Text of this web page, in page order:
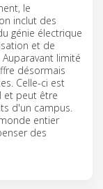
le
inclut des
génie électrique
et de
limité
désormais
Celle-ci est
et peut être
d'un campus.
entier
des